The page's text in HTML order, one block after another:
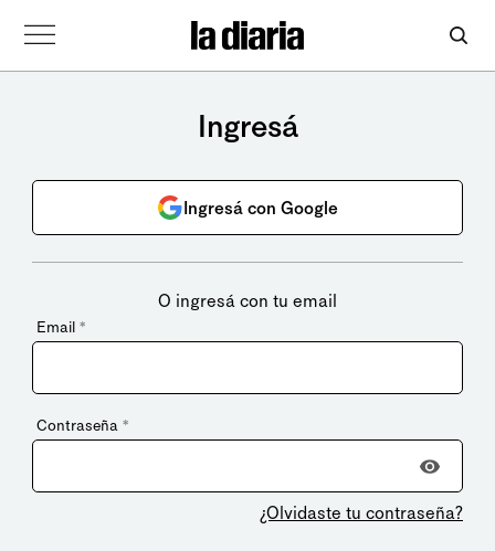
Ingresá
Ingresá con Google
O ingresá con tu email
Email *
Contraseña *
¿Olvidaste tu contraseña?